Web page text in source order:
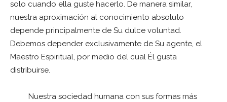
solo cuando ella guste hacerlo. De manera similar,
nuestra aproximación al conocimiento absoluto
depende principalmente de Su dulce voluntad.
Debemos depender exclusivamente de Su agente, el
Maestro Espiritual, por medio del cual Él gusta
distribuirse.
Nuestra sociedad humana con sus formas más